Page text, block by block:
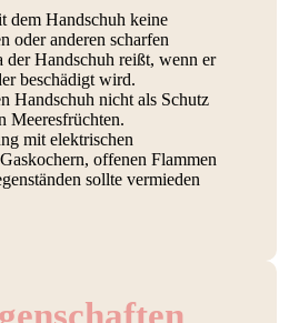
dem Handschuh keine
oder anderen scharfen
der Handschuh reißt, wenn er
beschädigt wird.
Handschuh nicht als Schutz
Meeresfrüchten.
mit elektrischen
offenen Flammen
sollte vermieden